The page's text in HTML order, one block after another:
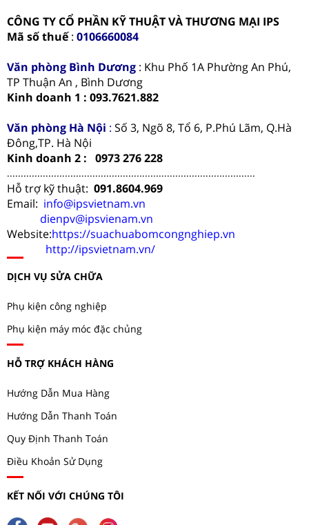
CÔNG TY CỔ PHẦN KỸ THUẬT VÀ THƯƠNG MẠI IPS
Mã số thuế: 0106660084
Văn phòng Bình Dương : Khu Phố 1A Phường An Phú,
TP Thuận An , Bình Dương
Kinh doanh 1 : 093.7621.882
Văn phòng Hà Nội : Số 3, Ngõ 8, Tổ 6, P.Phú Lãm, Q.Hà
Đông,TP. Hà Nội
Kinh doanh 2 : 0973 276 228
..........................................................................................
Hỗ trợ kỹ thuật: 091.8604.969
Email: info@ipsvietnam.vn
dienpv@ipsvienam.vn
Website:https://suachuabomcongnghiep.vn
http://ipsvietnam.vn/
DỊCH VỤ SỬA CHỮA
Phụ kiện công nghiệp
Phụ kiện máy móc đặc chủng
HỖ TRỢ KHÁCH HÀNG
Hướng Dẫn Mua Hàng
Hướng Dẫn Thanh Toán
Quy Định Thanh Toán
Điều Khoản Sử Dụng
KẾT NỐI VỚI CHÚNG TÔI